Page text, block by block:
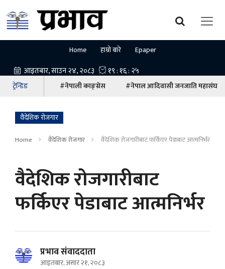
Home हाम्रो बारे Epaper
ट्रेन्डिङ #नेपाली काङ्ग्रेस #नेपाल आदिवासी जनजाति महासंघ
वैदेशिक रोजगार
Home वैदेशिक रोजगार वैदेशिक रोजगारीबाट फर्किएर पेडाबाट आत्मनिर्भर
वैदेशिक रोजगारीबाट
फर्किएर पेडाबाट आत्मनिर्भर
प्रभाव संवाददाता
आइतबार, असार २१, २०८३